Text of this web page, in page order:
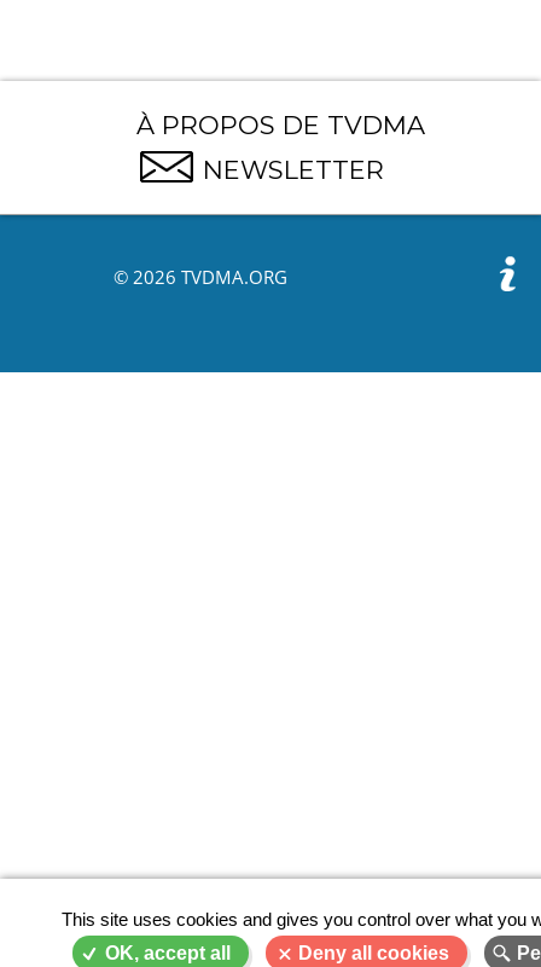
À PROPOS DE TVDMA
NEWSLETTER
© 2026 TVDMA.ORG
This site uses cookies and gives you control over what you
OK, accept all
Deny all cookies